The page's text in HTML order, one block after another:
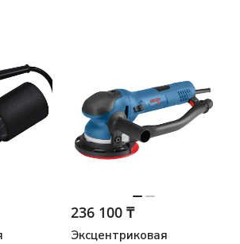
236 100 ₸
Эксцентриковая